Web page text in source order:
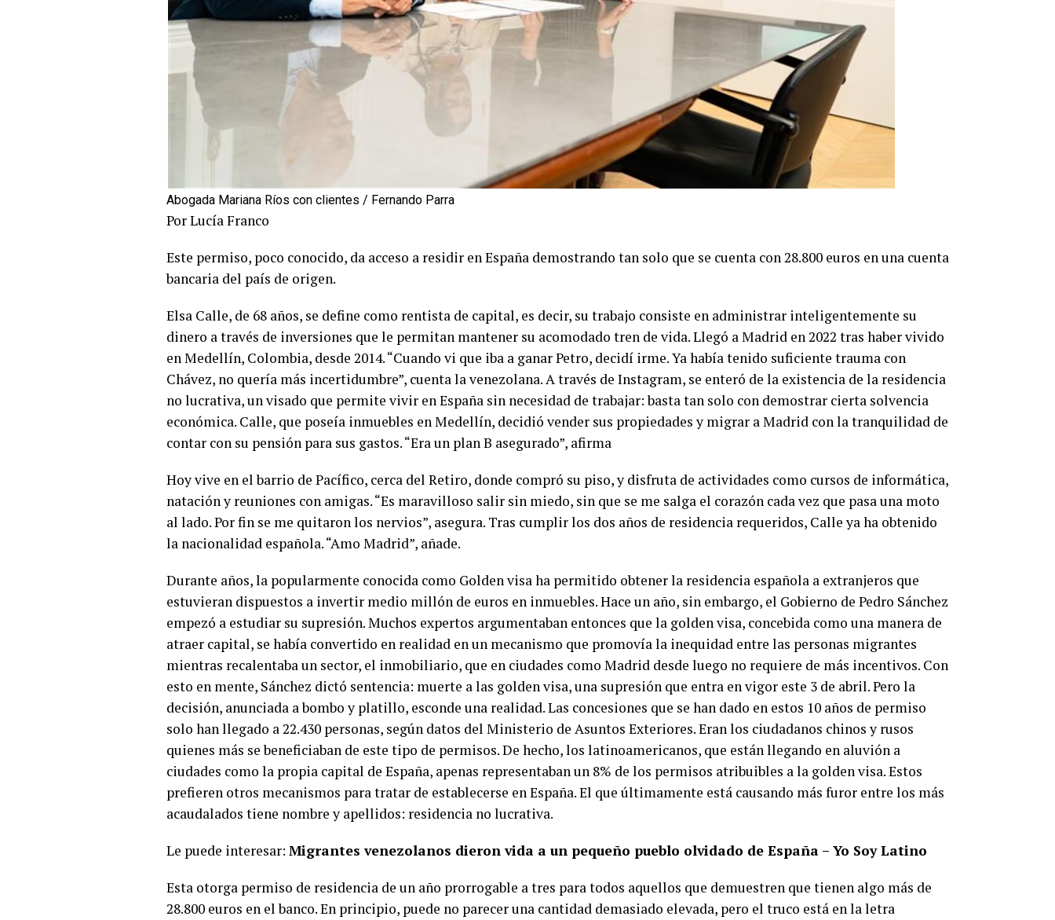
Abogada Mariana Ríos con clientes / Fernando Parra
Por Lucía Franco
Este permiso, poco conocido, da acceso a residir en España demostrando tan solo que se cuenta con 28.800 euros en una cuenta
bancaria del país de origen.
Elsa Calle, de 68 años, se define como rentista de capital, es decir, su trabajo consiste en administrar inteligentemente su
dinero a través de inversiones que le permitan mantener su acomodado tren de vida. Llegó a Madrid en 2022 tras haber vivido
en Medellín, Colombia, desde 2014. “Cuando vi que iba a ganar Petro, decidí irme. Ya había tenido suficiente trauma con
Chávez, no quería más incertidumbre”, cuenta la venezolana. A través de Instagram, se enteró de la existencia de la residencia
no lucrativa, un visado que permite vivir en España sin necesidad de trabajar: basta tan solo con demostrar cierta solvencia
económica. Calle, que poseía inmuebles en Medellín, decidió vender sus propiedades y migrar a Madrid con la tranquilidad de
contar con su pensión para sus gastos. “Era un plan B asegurado”, afirma
Hoy vive en el barrio de Pacífico, cerca del Retiro, donde compró su piso, y disfruta de actividades como cursos de informática,
natación y reuniones con amigas. “Es maravilloso salir sin miedo, sin que se me salga el corazón cada vez que pasa una moto
al lado. Por fin se me quitaron los nervios”, asegura. Tras cumplir los dos años de residencia requeridos, Calle ya ha obtenido
la nacionalidad española. “Amo Madrid”, añade.
Durante años, la popularmente conocida como Golden visa ha permitido obtener la residencia española a extranjeros que
estuvieran dispuestos a invertir medio millón de euros en inmuebles. Hace un año, sin embargo, el Gobierno de Pedro Sánchez
empezó a estudiar su supresión. Muchos expertos argumentaban entonces que la golden visa, concebida como una manera de
atraer capital, se había convertido en realidad en un mecanismo que promovía la inequidad entre las personas migrantes
mientras recalentaba un sector, el inmobiliario, que en ciudades como Madrid desde luego no requiere de más incentivos. Con
esto en mente, Sánchez dictó sentencia: muerte a las golden visa, una supresión que entra en vigor este 3 de abril. Pero la
decisión, anunciada a bombo y platillo, esconde una realidad. Las concesiones que se han dado en estos 10 años de permiso
solo han llegado a 22.430 personas, según datos del Ministerio de Asuntos Exteriores. Eran los ciudadanos chinos y rusos
quienes más se beneficiaban de este tipo de permisos. De hecho, los latinoamericanos, que están llegando en aluvión a
ciudades como la propia capital de España, apenas representaban un 8% de los permisos atribuibles a la golden visa. Estos
prefieren otros mecanismos para tratar de establecerse en España. El que últimamente está causando más furor entre los más
acaudalados tiene nombre y apellidos: residencia no lucrativa.
Le puede interesar: Migrantes venezolanos dieron vida a un pequeño pueblo olvidado de España – Yo Soy Latino
Esta otorga permiso de residencia de un año prorrogable a tres para todos aquellos que demuestren que tienen algo más de
28.800 euros en el banco. En principio, puede no parecer una cantidad demasiado elevada, pero el truco está en la letra